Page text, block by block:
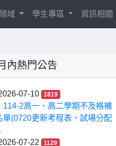
域 學生專區 資訊相關
內熱門公告
07-10 1819
114-2高一、高二學期不及格補
單(0720更新考程表、試場分配
07-22
1129